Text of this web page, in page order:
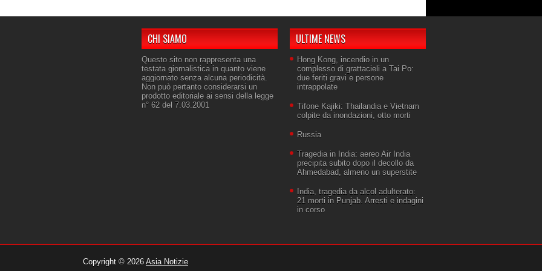
CHI SIAMO
Questo sito non rappresenta una
testata giornalistica in quanto viene
aggiornato senza alcuna periodicità.
Non può pertanto considerarsi un
prodotto editoriale ai sensi della legge
n° 62 del 7.03.2001
ULTIME NEWS
Hong Kong, incendio in un
complesso di grattacieli a Tai Po:
due feriti gravi e persone
intrappolate
Tifone Kajiki: Thailandia e Vietnam
colpite da inondazioni, otto morti
Russia
Tragedia in India: aereo Air India
precipita subito dopo il decollo da
Ahmedabad, almeno un superstite
India, tragedia da alcol adulterato:
21 morti in Punjab. Arresti e indagini
in corso
Copyright © 2026 Asia Notizie